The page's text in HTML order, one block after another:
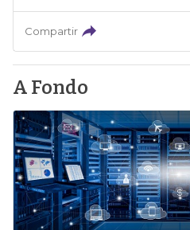
Compartir
A Fondo